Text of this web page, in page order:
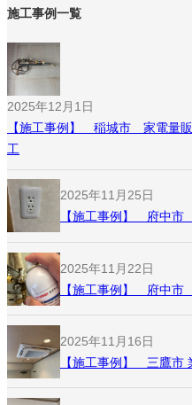
施工事例一覧
2025年12月1日
【施工事例】 稲城市 家電量
工
2025年11月25日
【施工事例】 府中
2025年11月22日
【施工事例】 府中
2025年11月16日
【施工事例】 三鷹市